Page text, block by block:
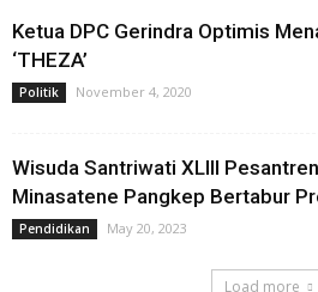
Ketua DPC Gerindra Optimis
‘THEZA’
Politik November 4, 2020
Wisuda Santriwati XLIII
Minasatene Pangkep Bertabur
Pendidikan May 20, 2023
Load more